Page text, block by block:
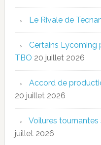
Le Rivale de
Certains Lycoming
TBO 20 juillet 2026
Accord de
20 juillet 2026
Voilures
juillet 2026